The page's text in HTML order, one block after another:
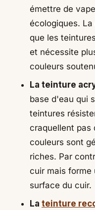
émettre de
écologiques.
que les
et nécessite
couleurs
La teinture
base d'eau qui
teintures
craquellent pas
couleurs sont
riches. Par
cuir mais forme
surface du cuir.
La teinture